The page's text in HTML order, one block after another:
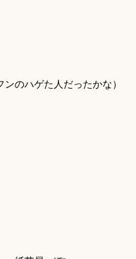
のハゲた人だったかな）